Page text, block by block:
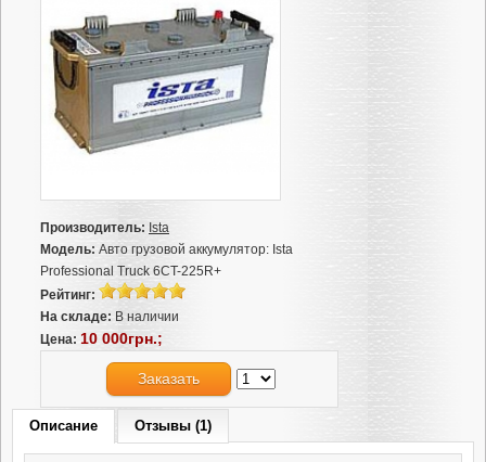
Производитель: Ista
Модель: Авто грузовой аккумулятор: Ista
Professional Truck 6CT-225R+
Рейтинг:
На складе: В наличии
Цена: 10 000грн.;
Заказать
Описание Отзывы (1)